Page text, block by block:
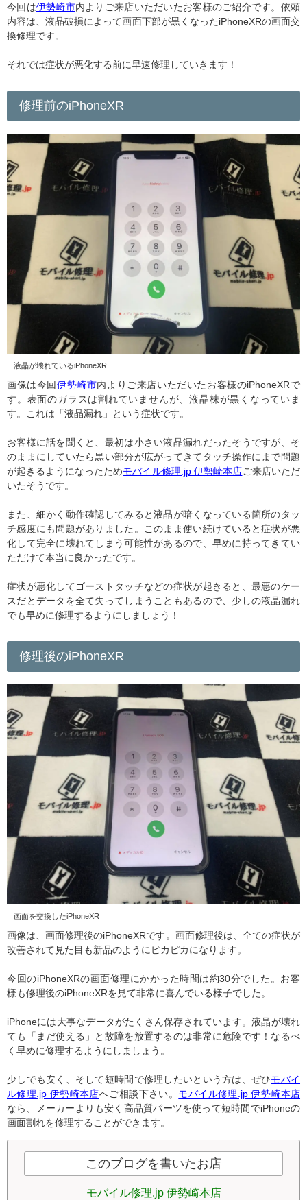
今回は伊勢崎市内よりご来店いただいたお客様のご紹介です。依頼
内容は、液晶破損によって画面下部が黒くなったiPhoneXRの画面交
換修理です。
それでは症状が悪化する前に早速修理していきます！
修理前のiPhoneXR
液晶が壊れているiPhoneXR
画像は今回 伊勢崎市内よりご来店いただいたお客様のiPhoneXRで
す。表面のガラスは割れていませんが、液晶株が黒くなっていま
す。これは「液晶漏れ」という症状です。
お客様に話を聞くと、最初は小さい液晶漏れだったそうですが、そ
のままにしていたら黒い部分が広がってきてタッチ操作にまで問題
が起きるようになったためモバイル修理.jp 伊勢崎本店 ご来店いただ
いたそうです。
また、細かく動作確認してみると液晶が暗くなっている箇所のタッ
チ感度にも問題がありました。このまま使い続けていると症状が悪
化して完全に壊れてしまう可能性があるので、早めに持ってきてい
ただけて本当に良かったです。
症状が悪化してゴーストタッチなどの症状が起きると、最悪のケー
スだとデータを全て失ってしまうこともあるので、少しの液晶漏れ
でも早めに修理するようにしましょう！
修理後のiPhoneXR
画面を交換したiPhoneXR
画像は、画面修理後のiPhoneXRです。画面修理後は、全ての症状が
改善されて見た目も新品のようにピカピカになります。
今回のiPhoneXRの画面修理にかかった時間は約30分でした。お客
様も修理後のiPhoneXRを見て非常に喜んでいる様子でした。
iPhoneには大事なデータがたくさん保存されています。液晶が壊れ
ても「まだ使える」と故障を放置するのは非常に危険です！なるべ
く早めに修理するようにしましょう。
少しでも安く、そして短時間で修理したいという方は、ぜひモバイ
ル修理.jp 伊勢崎本店へご相談下さい。 モバイル修理.jp 伊勢崎本店
なら、メーカーよりも安く高品質パーツを使って短時間でiPhoneの
画面割れを修理することができます。
このブログを書いたお店
モバイル修理.jp 伊勢崎本店